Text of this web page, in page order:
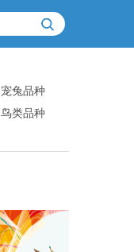
宠兔品种
鸟类品种